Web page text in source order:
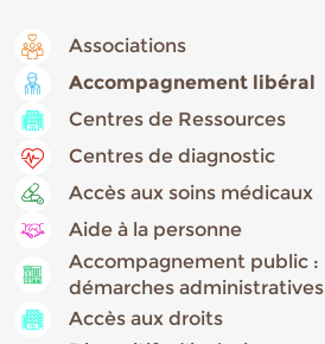
Associations
Accompagnement libéral
Centres de Ressources
Centres de diagnostic
Accès aux soins médicaux
Aide à la personne
Accompagnement public :
démarches administratives
Accès aux droits